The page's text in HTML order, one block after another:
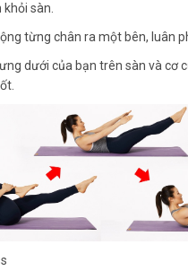
sàn.
từng chân ra một bên, luân
dưới của bạn trên sàn và cơ